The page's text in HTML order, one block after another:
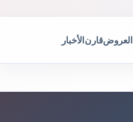
العروضقارنالأخبار